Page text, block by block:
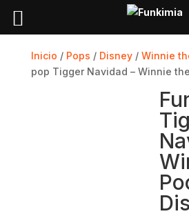
Inicio / Pops / Disney/ Winnie
pop Tigger Navidad – Winnie